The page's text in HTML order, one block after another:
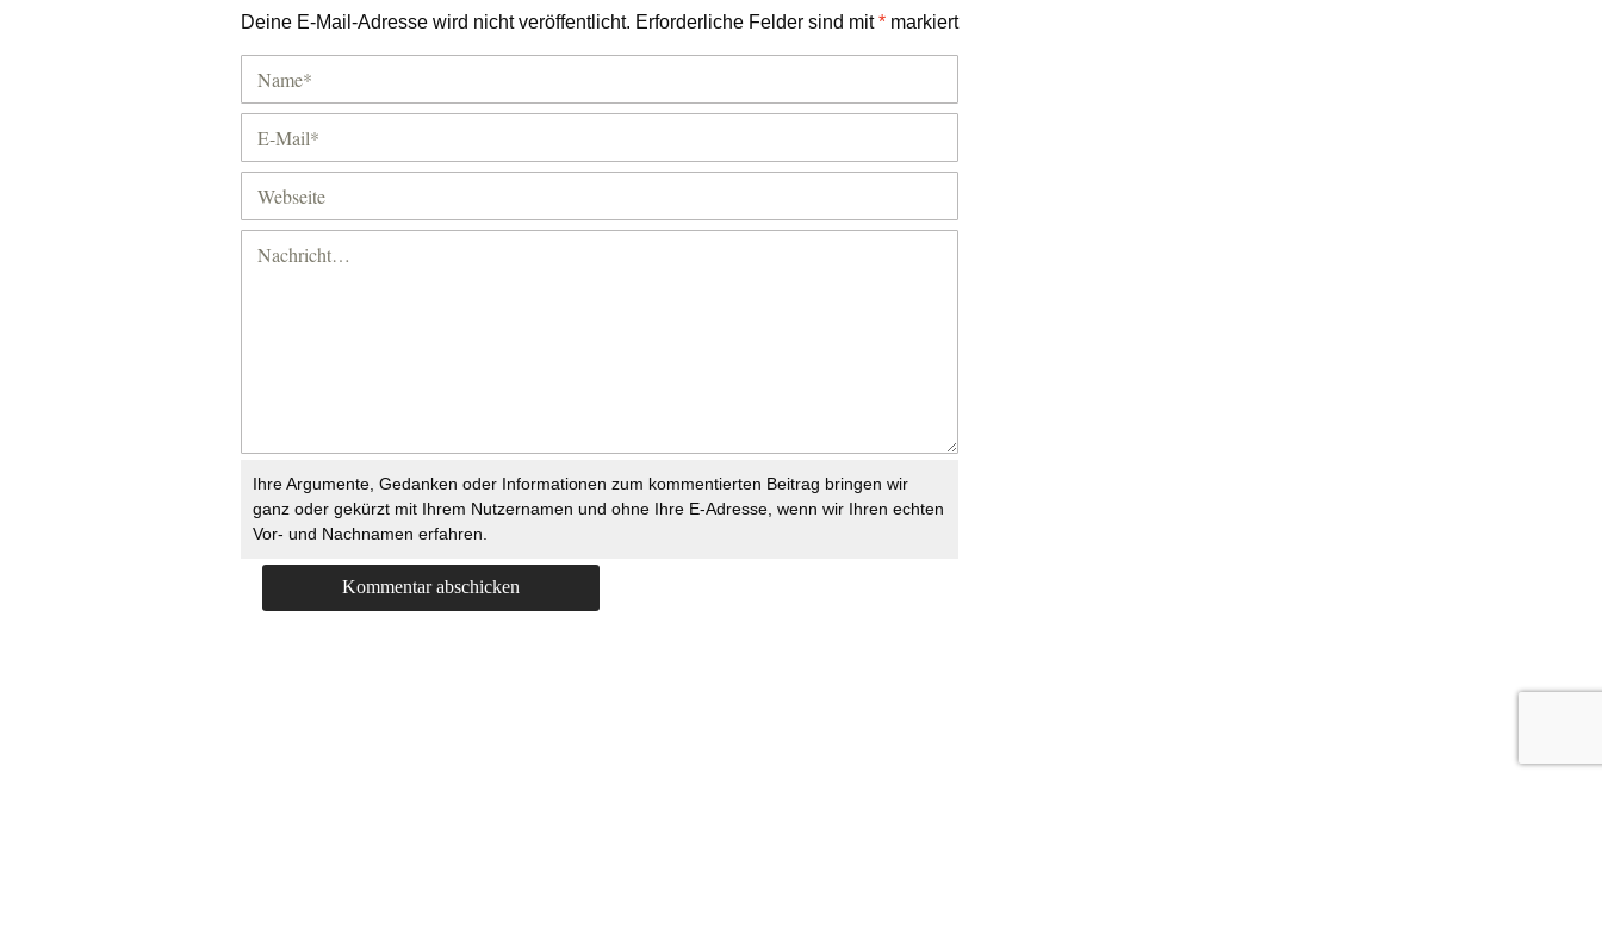
Deine E-Mail-Adresse wird nicht veröffentlicht. Erforderliche Felder sind mit* markiert
Ihre Argumente, Gedanken oder Informationen zum kommentierten Beitrag bringen wir
ganz oder gekürzt mit Ihrem Nutzernamen und ohne Ihre E-Adresse, wenn wir Ihren echten
Vor- und Nachnamen erfahren.